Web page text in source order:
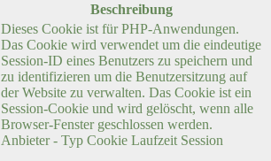
Beschreibung
Dieses Cookie ist für PHP-Anwendungen.
Das Cookie wird verwendet um die eindeutige
Session-ID eines Benutzers zu speichern und
zu identifizieren um die Benutzersitzung auf
der Website zu verwalten. Das Cookie ist ein
Session-Cookie und wird gelöscht, wenn alle
Browser-Fenster geschlossen werden.
Anbieter - Typ Cookie Laufzeit Session